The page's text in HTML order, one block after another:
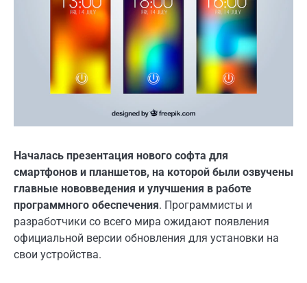
Началась презентация нового софта для
смартфонов и планшетов, на которой были озвучены
главные нововведения и улучшения в работе
программного обеспечения. Программисты и
разработчики со всего мира ожидают появления
официальной версии обновления для установки на
свои устройства.